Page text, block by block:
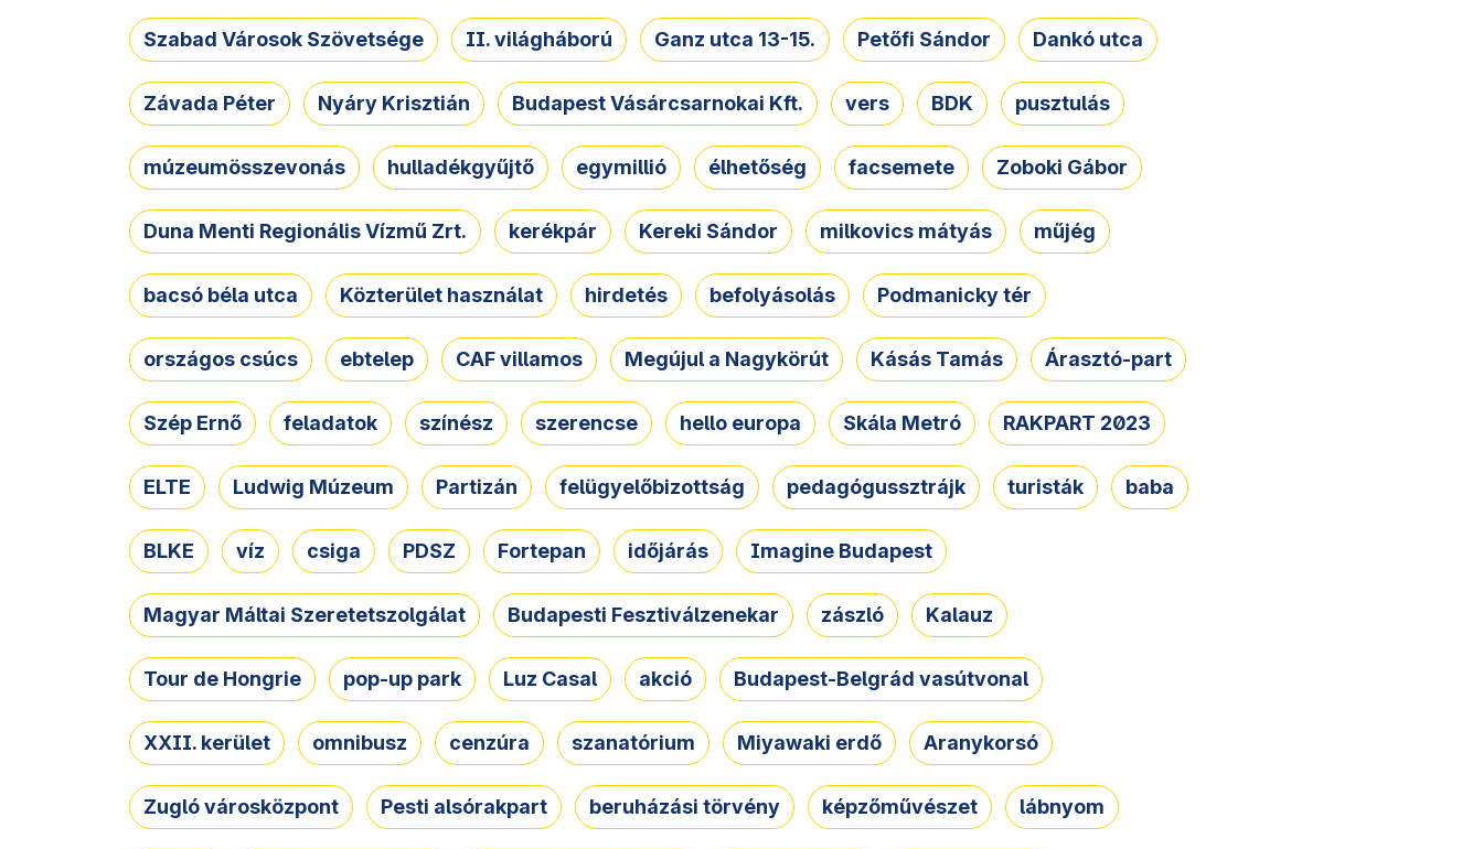
Szabad Városok Szövetsége II. világháború Ganz utca 13-15. Petőfi Sándor Dankó utca
Závada Péter Nyáry Krisztián Budapest Vásárcsarnokai Kft. vers BDK pusztulás
múzeumösszevonás hulladékgyűjtő egymillió élhetőség facsemete Zoboki Gábor
Duna Menti Regionális Vízmű Zrt. kerékpár Kereki Sándor milkovics mátyás műjég
bacsó béla utca Közterület használat hirdetés befolyásolás Podmanicky tér
országos csúcs ebtelep CAF villamos Megújul a Nagykörút Kásás Tamás Árasztó-part
Szép Ernő feladatok színész szerencse hello europa Skála Metró RAKPART 2023
ELTE Ludwig Múzeum Partizán felügyelőbizottság pedagógussztrájk turisták baba
BLKE víz csiga PDSZ Fortepan időjárás Imagine Budapest
Magyar Máltai Szeretetszolgálat Budapesti Fesztiválzenekar zászló Kalauz
Tour de Hongrie pop-up park Luz Casal akció Budapest-Belgrád vasútvonal
XXII. kerület omnibusz cenzúra szanatórium Miyawaki erdő Aranykorsó
Zugló városközpont Pesti alsórakpart beruházási törvény képzőművészet lábnyom